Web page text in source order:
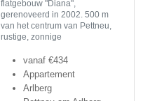
flatgebouw "Diana",
gerenoveerd in 2002. 500 m
van het centrum van Pettneu,
rustige, zonnige
vanaf €434
Appartement
Arlberg